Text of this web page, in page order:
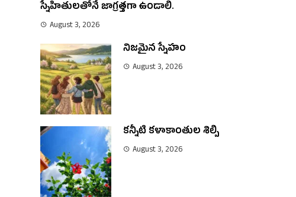
స్నేహితులతోనే జాగ్రత్తగా ఉండాలి.
August 3, 2026
నిజమైన స్నేహం
August 3, 2026
కన్నీటి కళాకాంతుల శిల్పి
August 3, 2026